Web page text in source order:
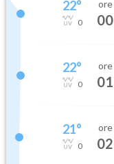
22°
0
ore
00
22°
0
ore
01
21°
0
ore
02